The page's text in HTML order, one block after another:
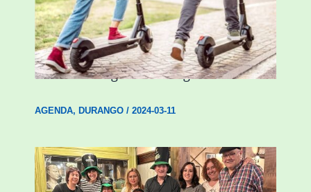
Ostegun honetan “Oinezko
Nagusientzako Bide Segurtasuna”
hitzaldia izango da Durangon
AGENDA, DURANGO/ 2024-03-11